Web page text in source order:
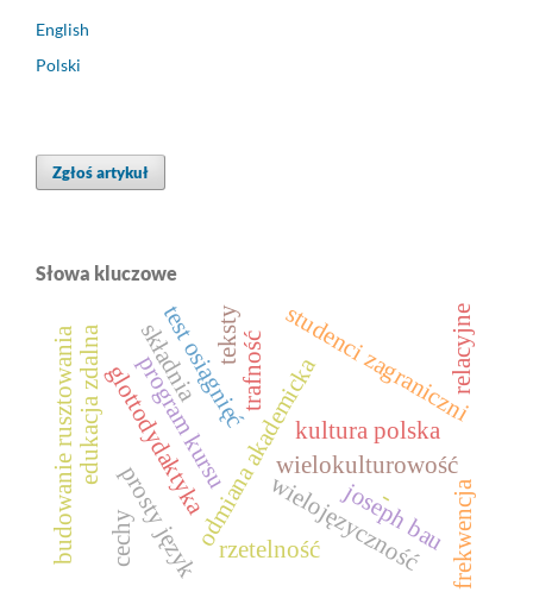
English
Polski
Zgłoś artykuł
Słowa kluczowe
odmiana akademicka
program kursu studenci zagraniczni
glottodydaktyka
wielojęzyczność
wielokulturowość
prosty język
edukacja zdalna
budowanie rusztowania test osiągnięć
rzetelność
trafność
kultura polska
joseph baufrekwencja
relacyjne
cechy
teksty
składnia
-